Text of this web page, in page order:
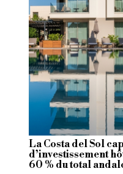
La Costa del Sol
d’investissement
60 % du total